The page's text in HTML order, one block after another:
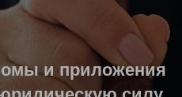
и приложения